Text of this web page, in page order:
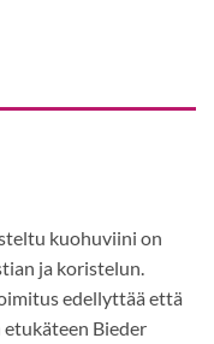
kuohuviini on
ja koristelun.
edellyttää että
Bieder